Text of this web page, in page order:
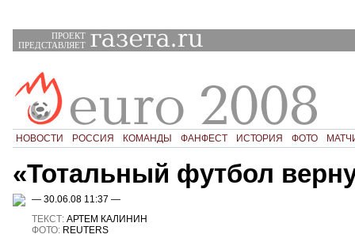
ПРОЕКТ
ПРЕДСТАВЛЯЕТ
НОВОСТИ РОССИЯ КОМАНДЫ ФАНФЕСТ ИСТОРИЯ ФОТО
«Тотальный футбол
— 30.06.08 11:37 —
ТЕКСТ: АРТЕМ КАЛИНИН
ФОТО: REUTERS